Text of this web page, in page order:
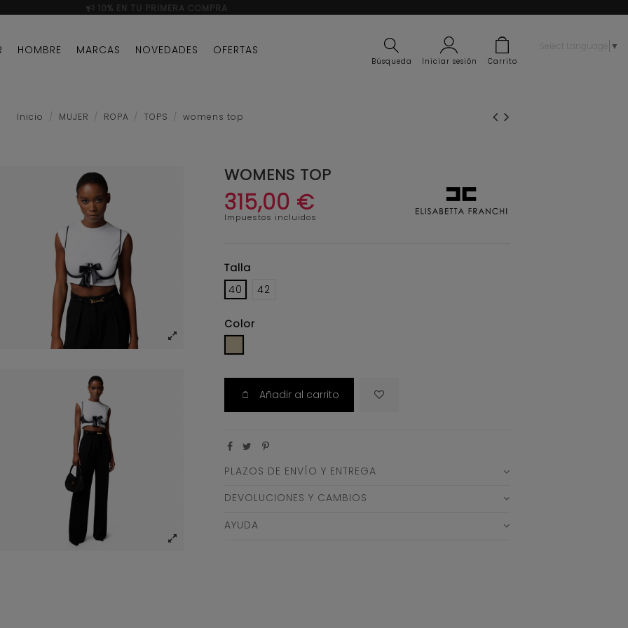
10% EN TU PRIMERA COMPRA
HOMBRE MARCAS NOVEDADES OFERTAS
Búsqueda Iniciar sesión Carrito
Inicio MUJER ROPA TOPS womens top
WOMENS TOP
315,00 €
Impuestos incluidos
Talla
40
42
Color
Añadir al carrito
PLAZOS DE ENVÍO Y ENTREGA
DEVOLUCIONES Y CAMBIOS
AYUDA
▼